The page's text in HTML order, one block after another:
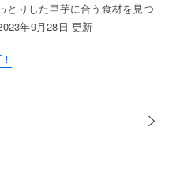
とりした里芋に合う食材を見つ
年9月28日 更新